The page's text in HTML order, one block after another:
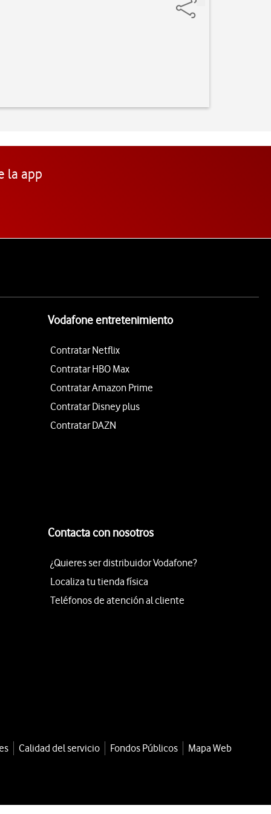
la app
Vodafone entretenimiento
Contratar Netflix
Contratar HBO Max
Contratar Amazon Prime
Contratar Disney plus
Contratar DAZN
Contacta con nosotros
¿Quieres ser distribuidor Vodafone?
Localiza tu tienda física
Teléfonos de atención al cliente
Calidad del servicio Fondos Públicos
Mapa Web